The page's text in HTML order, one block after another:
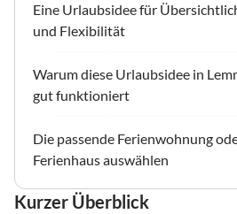
Eine Urlaubsidee für
und Flexibilität
Warum diese Urlaubsidee in
gut funktioniert
Die passende Ferienwohnung
Ferienhaus auswählen
Kurzer Überblick